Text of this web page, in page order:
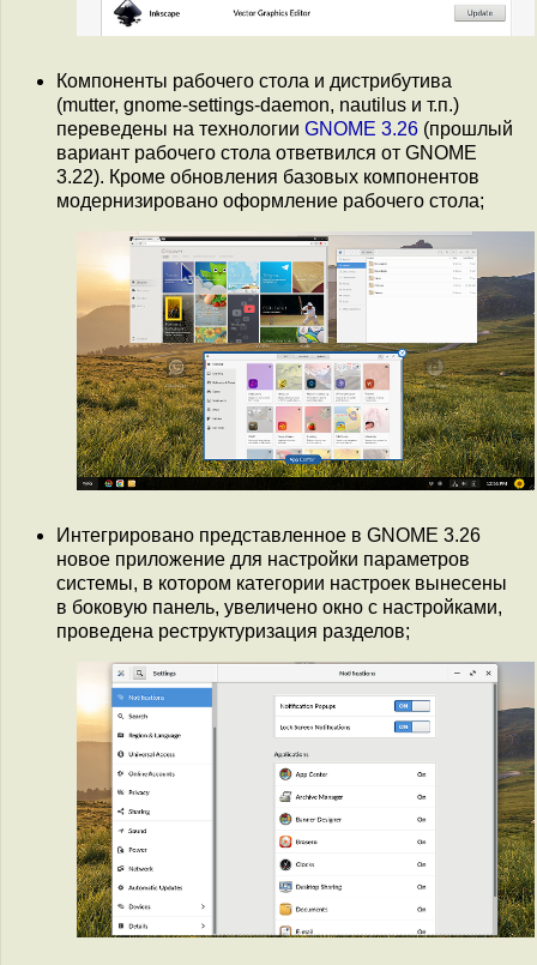
Компоненты рабочего стола и дистрибутива
(mutter, gnome-settings-daemon, nautilus и т.п.)
переведены на технологии GNOME 3.26 (прошлый
вариант рабочего стола ответвился от GNOME
3.22). Кроме обновления базовых компонентов
модернизировано оформление рабочего стола;
Интегрировано представленное в GNOME 3.26
новое приложение для настройки параметров
системы, в котором категории настроек вынесены
в боковую панель, увеличено окно с настройками,
проведена реструктуризация разделов;